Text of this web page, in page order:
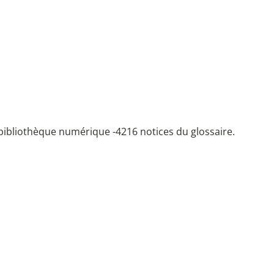
numérique -4216 notices du glossaire.